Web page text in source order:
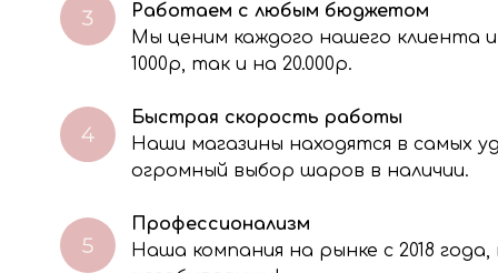
электронную форму, Вы даете согласие на обработку, сбор,
Вами информации на условиях Политики обработки
Работаем с любым бюджетом
Мы ценим каждого нашего клиента
1000р, так и на 20.000р.
Быстрая скорость работы
Наши магазины находятся в самых
огромный выбор шаров в наличии.
Профессионализм
Наша компания на рынке с 2018